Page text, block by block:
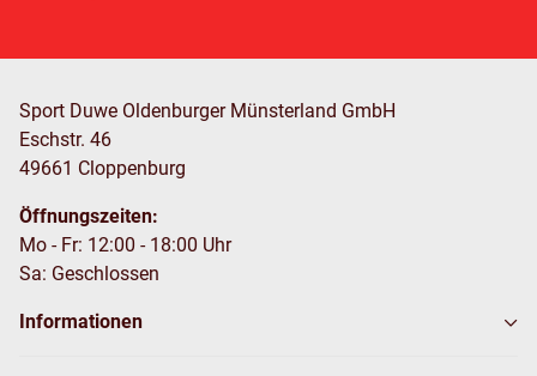
Sport Duwe Oldenburger Münsterland GmbH
Eschstr. 46
49661 Cloppenburg
Öffnungszeiten:
Mo - Fr: 12:00 - 18:00 Uhr
Sa: Geschlossen
Informationen